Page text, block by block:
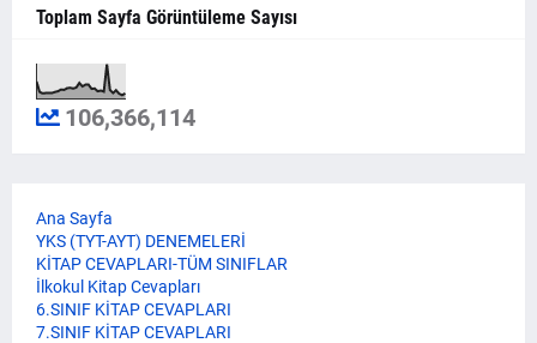
Toplam Sayfa Görüntüleme Sayısı
106,366,114
Ana Sayfa
YKS (TYT-AYT) DENEMELERİ
KİTAP CEVAPLARI-TÜM SINIFLAR
İlkokul Kitap Cevapları
6.SINIF KİTAP CEVAPLARI
7.SINIF KİTAP CEVAPLARI